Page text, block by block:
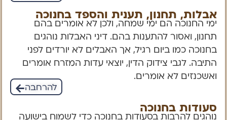
אבלות, תחנון, תענית והספד בחנוכה
ימי החנוכה הם ימי שמחה, ולכן לא אומרים בהם
תחנון, ואסור להתענות בהם. דיני האבלות נוהגים
בחנוכה כמו ביום רגיל, אך האבלים לא יורדים לפני
התיבה. לגבי צידוק הדין, יוצאי עדות המזרח אומרים
ואשכנזים לא אומרים.
להרחבה
סעודות בחנוכה
נוהגים להרבות בסעודות בחנוכה כדי לשמוח בישועה